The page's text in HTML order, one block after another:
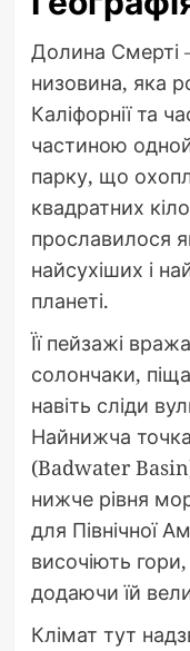
Долина Смерті
низовина, яка
Каліфорнії та
частиною
парку, що
квадратних
прославилося
найсухіших і
планеті.
Її пейзажі
солончаки,
навіть сліди
Найнижча
(Badwater
нижче рівня
для Північної
височіють
додаючи їй
Клімат тут